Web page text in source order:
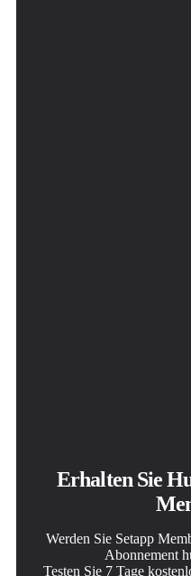
Erhalten Sie
Werden Sie Setapp
Abonnement
Testen Sie 7 Tage